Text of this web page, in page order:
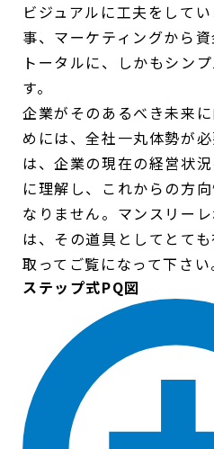
ビジュアルに工夫をして
事、マーケティングから
トータルに、しかもシン
す。
企業がそのあるべき未来
めには、全社一丸体勢が
は、企業の現在の経営状
に理解し、これからの方
なりません。マンスリーレ
は、その道具としてとて
取ってご覧になって下さい
ステップ式PQ図